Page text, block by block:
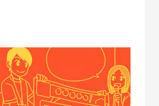
CO-CREATION
共創性